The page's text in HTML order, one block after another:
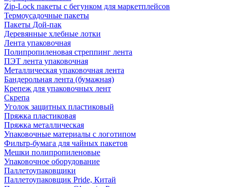
Zip-Lock пакеты с бегунком для маркетплейсов
Термоусадочные пакеты
Пакеты Дой-пак
Деревянные хлебные лотки
Лента упаковочная
Полипропиленовая стреппинг лента
ПЭТ лента упаковочная
Металлическая упаковочная лента
Бандерольная лента (бумажная)
Крепеж для упаковочных лент
Скрепа
Уголок защитных пластиковый
Пряжка пластиковая
Пряжка металлическая
Упаковочные материалы с логотипом
Фильтр-бумага для чайных пакетов
Мешки полипропиленовые
Упаковочное оборудование
Паллетоупаковщики
Паллетоупаковщик Pride, Китай